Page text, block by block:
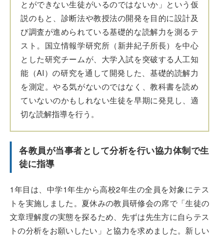
とができない生徒がいるのではないか」という仮
説のもと、診断法や教授法の開発を目的に設計及
び調査が進められている基礎的な読解力を測るテ
スト。国立情報学研究所（新井紀子所長）を中心
とした研究チームが、大学入試を突破する人工知
能（AI）の研究を通して開発した、基礎的読解力
を測定。やる気がないのではなく、教科書を読め
ていないのかもしれない生徒を早期に発見し、適
切な読解指導を行う。
各教員が当事者として分析を行い協力体制で生
徒に指導
1年目は、中学1年生から高校2年生の全員を対象にテス
トを実施しました。夏休みの教員研修会の席で「生徒の
文章理解度の実態を探るため、先ずは先生方に自らテス
トの分析をお願いしたい」と協力を求めました。新しい